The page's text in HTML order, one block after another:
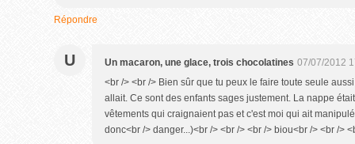
Répondre
U Un macaron, une glace, trois chocolatines 07/07/2012
<br /> <br /> Bien sûr que tu peux le faire toute seule
allait. Ce sont des enfants sages justement. La nappe
vêtements qui craignaient pas et c'est moi qui ait
donc<br /> danger...)<br /> <br /> <br /> biou<br /> <br />